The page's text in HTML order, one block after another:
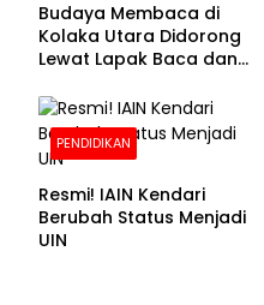
Budaya Membaca di
Kolaka Utara Didorong
Lewat Lapak Baca dan
PENDIDIKAN
Resmi! IAIN Kendari
Berubah Status Menjadi
UIN